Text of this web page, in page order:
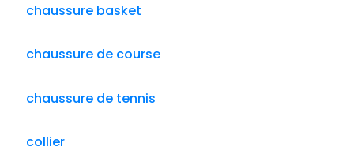
chaussure basket
chaussure de course
chaussure de tennis
collier